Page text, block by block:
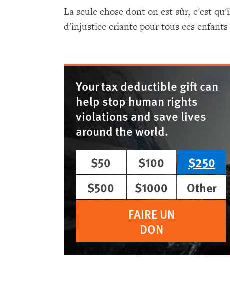
La seule chose dont on est sûr, c'est
d'injustice criante pour tous ces enfants
Your tax deductible gift can
help stop human rights
violations and save lives
around the world.
$50
$100
$250
$500
$1000
Other
FAIRE UN
DON